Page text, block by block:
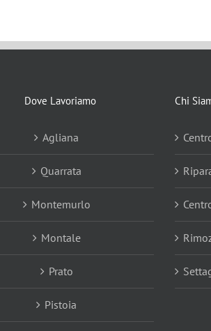
Dove Lavoriamo
Agliana
Quarrata
Montemurlo
Montale
Prato
Pistoia
Chi